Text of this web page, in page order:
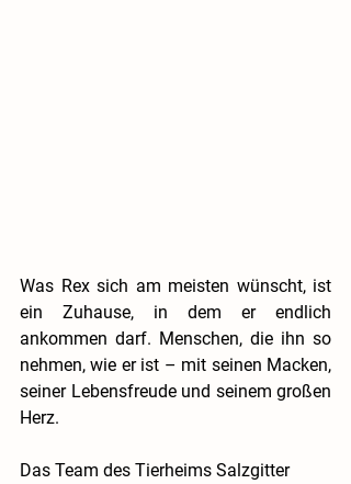
Was Rex sich am meisten wünscht, ist
ein Zuhause, in dem er endlich
ankommen darf. Menschen, die ihn so
nehmen, wie er ist – mit seinen Macken,
seiner Lebensfreude und seinem großen
Herz.
Das Team des Tierheims Salzgitter